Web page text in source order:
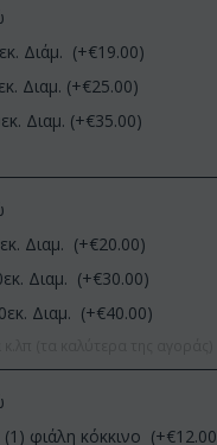
Afp1
σε
Διάμ. (+€19.00)
Διαμ. (+€25.00)
Διαμ. (+€35.00)
Διαμ. (+€20.00)
Διαμ. (+€30.00)
Διαμ. (+€40.00)
φιάλη κόκκινο (+€12.00